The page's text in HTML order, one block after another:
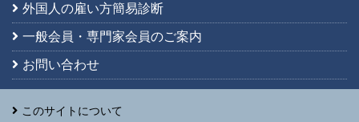
外国人の雇い方簡易診断
一般会員・専門家会員のご案内
お問い合わせ
このサイトについて